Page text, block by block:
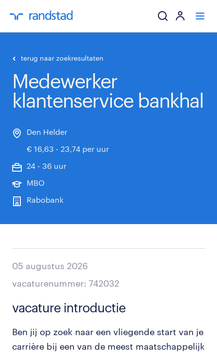
mijn carrière
terug naar zoekresultaten
Medewerker
klantenservice bankhal
Den Helder
€ 16,63 - 23,74 per uur
24 - 36 uur
MBO
Rabobank
05 augustus 2026
vacaturenummer: 742032
vacature introductie
Ben jij op zoek naar een vliegende start van je
carrière bij een van de meest maatschappelijk